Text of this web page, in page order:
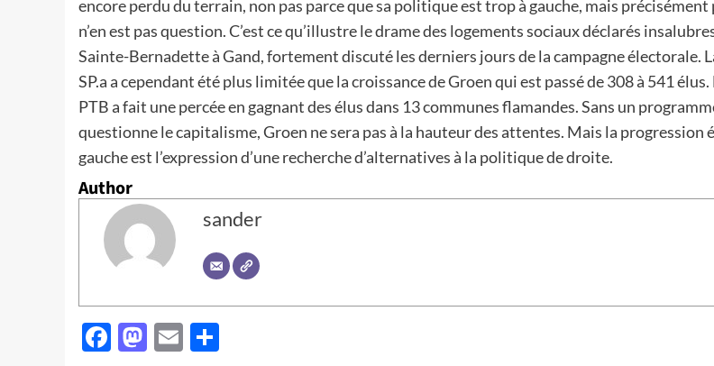
encore perdu du terrain, non pas parce que sa politique est trop à gauche, mais précisément
n’en est pas question. C’est ce qu’illustre le drame des logements sociaux déclarés
Sainte-Bernadette à Gand, fortement discuté les derniers jours de la campagne électorale.
SP.a a cependant été plus limitée que la croissance de Groen qui est passé de 308 à 541
PTB a fait une percée en gagnant des élus dans 13 communes flamandes. Sans un
questionne le capitalisme, Groen ne sera pas à la hauteur des attentes. Mais la progression
gauche est l’expression d’une recherche d’alternatives à la politique de droite.
Author
sander
Facebook
Mastodon
Email